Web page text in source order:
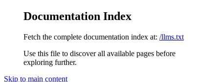
Documentation Index
Fetch the complete documentation index at: /llms.txt
Use this file to discover all available pages before
exploring further.
Skip to main content